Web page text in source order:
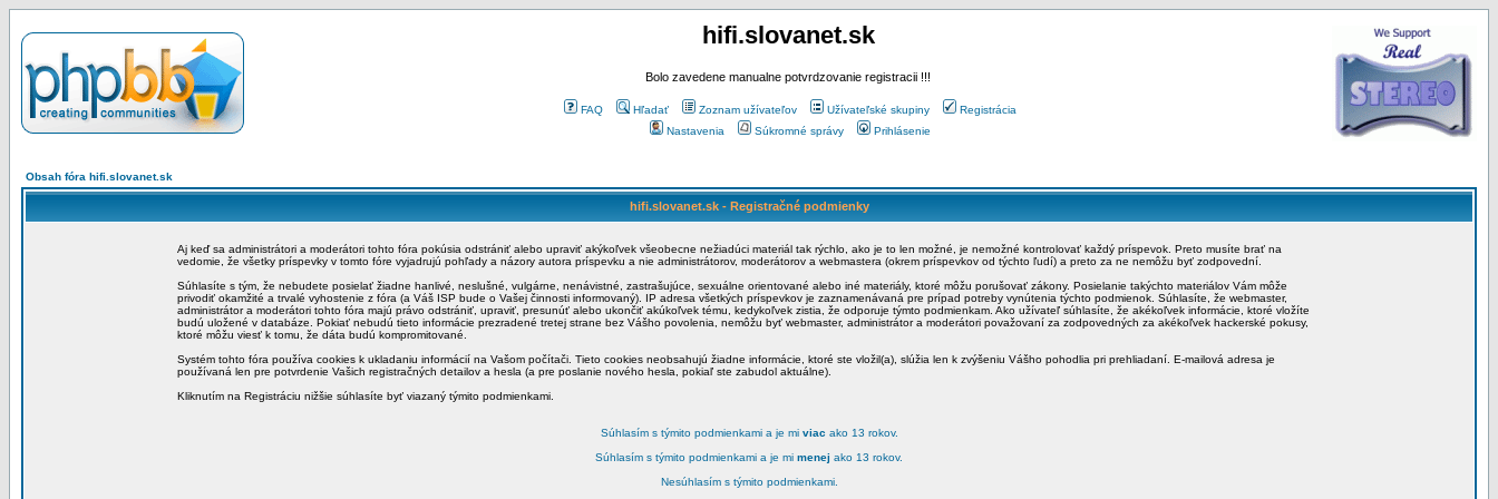
hifi.slovanet.sk
Bolo zavedene manualne potvrdzovanie registracii !!!
FAQ Hľadať Zoznam užívateľov Užívateľské skupiny
Registrácia
Nastavenia
Súkromné správy Prihlásenie
Obsah fóra hifi.slovanet.sk
hifi.slovanet.sk - Registračné podmienky
Aj keď sa administrátori a moderátori tohto fóra pokúsia odstrániť alebo upraviť akýkoľvek všeobecne nežiadúci materiál tak rýchlo, ako je to len možné, je nemožné kontrolovať každý príspevok. Preto musíte brať na
vedomie, že všetky príspevky v tomto fóre vyjadrujú pohľady a názory autora príspevku a nie administrátorov, moderátorov a webmastera (okrem príspevkov od týchto ľudí) a preto za ne nemôžu byť zodpovední.
Súhlasíte s tým, že nebudete posielať žiadne hanlivé, neslušné, vulgárne, nenávistné, zastrašujúce, sexuálne orientované alebo iné materiály, ktoré môžu porušovať zákony. Posielanie takýchto materiálov Vám môže
privodiť okamžité a trvalé vyhostenie z fóra (a Váš ISP bude o Vašej činnosti informovaný). IP adresa všetkých príspevkov je zaznamenávaná pre prípad potreby vynútenia týchto podmienok. Súhlasíte, že webmaster,
administrátor a moderátori tohto fóra majú právo odstrániť, upraviť, presunúť alebo ukončiť akúkoľvek tému, kedykoľvek zistia, že odporuje týmto podmienkam. Ako užívateľ súhlasíte, že akékoľvek informácie, ktoré vložíte
budú uložené v databáze. Pokiať nebudú tieto informácie prezradené tretej strane bez Vášho povolenia, nemôžu byť webmaster, administrátor a moderátori považovaní za zodpovedných za akékoľvek hackerské pokusy,
ktoré môžu viesť k tomu, že dáta budú kompromitované.
Systém tohto fóra používa cookies k ukladaniu informácií na Vašom počítači. Tieto cookies neobsahujú žiadne informácie, ktoré ste vložil(a), slúžia len k zvýšeniu Vášho pohodlia pri prehliadaní. E-mailová adresa je
používaná len pre potvrdenie Vašich registračných detailov a hesla (a pre poslanie nového hesla, pokiaľ ste zabudol aktuálne).
Kliknutím na Registráciu nižšie súhlasíte byť viazaný týmito podmienkami.
Súhlasím s týmito podmienkami a je mi viac ako 13 rokov.
Súhlasím s týmito podmienkami a je mi menej ako 13 rokov.
Nesúhlasím s týmito podmienkami.